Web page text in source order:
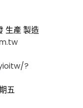
生產 製造
?
五